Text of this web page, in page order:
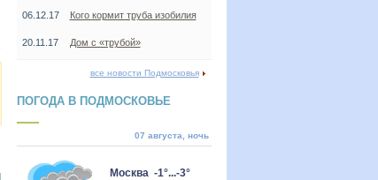
06.12.17 Кого кормит труба изобилия
20.11.17 Дом с «трубой»
все новости Подмосковья
ПОГОДА В ПОДМОСКОВЬЕ
07 августа, ночь
Москва -1°...-3°